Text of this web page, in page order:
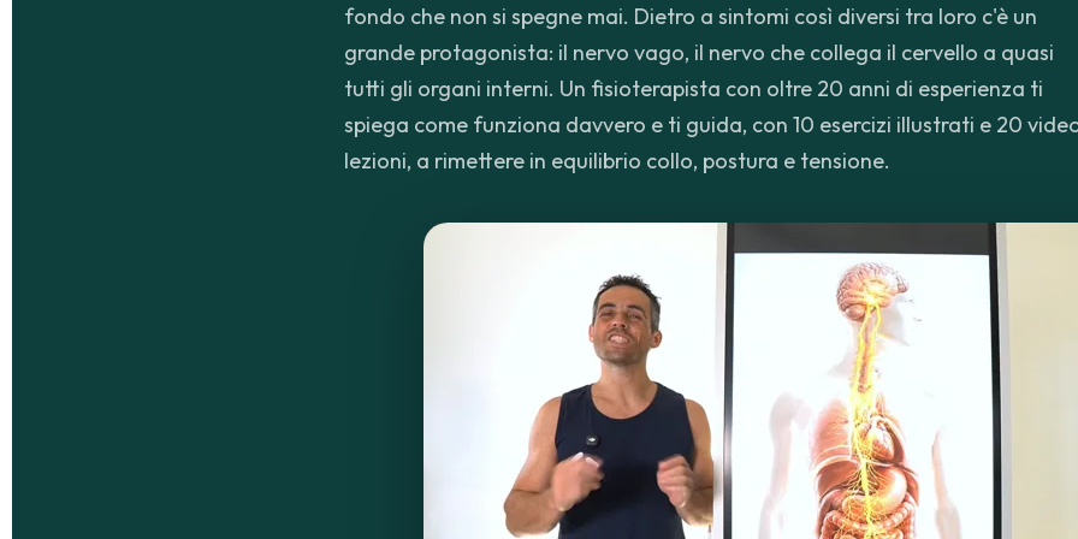
fondo che non si spegne mai. Dietro a sintomi così diversi tra loro c'è un
grande protagonista: il nervo vago, il nervo che collega il cervello a quasi
tutti gli organi interni. Un fisioterapista con oltre 20 anni di esperienza ti
spiega come funziona davvero e ti guida, con 10 esercizi illustrati e 20
lezioni, a rimettere in equilibrio collo, postura e tensione.